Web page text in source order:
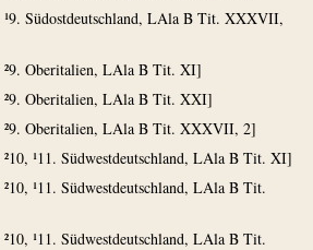
¹9. Südostdeutschland, LAla B Tit. XXXVII,
²9. Oberitalien, LAla B Tit. XI]
²9. Oberitalien, LAla B Tit. XXI]
²9. Oberitalien, LAla B Tit. XXXVII, 2]
²10, ¹11. Südwestdeutschland, LAla B Tit. XI]
²10, ¹11. Südwestdeutschland, LAla B Tit.
²10, ¹11. Südwestdeutschland, LAla B Tit.